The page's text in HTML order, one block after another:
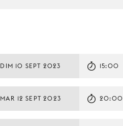
DIM 10 SEPT 2023 15:00
MAR 12 SEPT 2023 20:00